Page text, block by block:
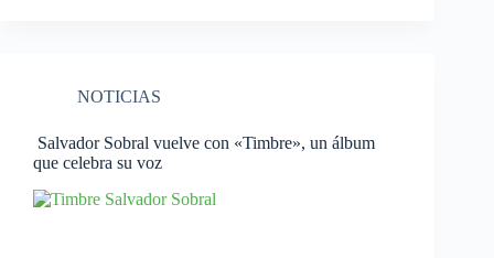
NOTICIAS
Salvador Sobral vuelve con «Timbre», un álbum
que celebra su voz